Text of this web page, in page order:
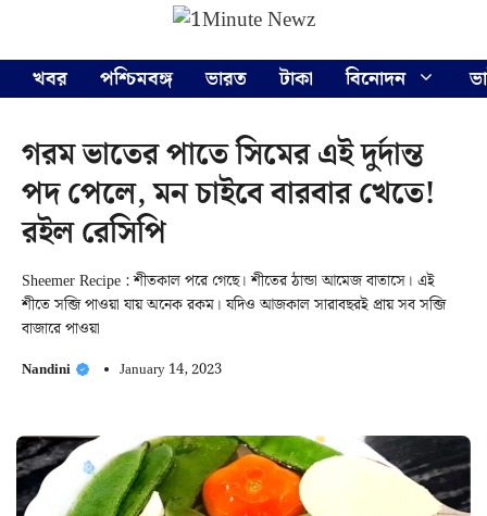
content
খবর
পশ্চিমবঙ্গ ভারত টাকা বিনোদন
গরম ভাতের পাতে সিমের এই দুর্দান্ত
পদ পেলে, মন চাইবে বারবার খেতে!
রইল রেসিপি
Sheemer Recipe : শীতকাল পরে গেছে। শীতের ঠান্ডা আমেজ বাতাসে। এই
শীতে সব্জি পাওয়া যায় অনেক রকম। যদিও আজকাল সারাবছরই প্রায় সব সব্জি
বাজারে পাওয়া
Nandini January 14, 2023